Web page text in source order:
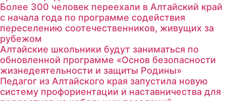
Более 300 человек переехали в Алтайский край
с начала года по программе содействия
переселению соотечественников, живущих за
рубежом
Алтайские школьники будут заниматься по
обновленной программе «Основ безопасности
жизнедеятельности и защиты Родины»
Педагог из Алтайского края запустила новую
систему профориентации и наставничества для